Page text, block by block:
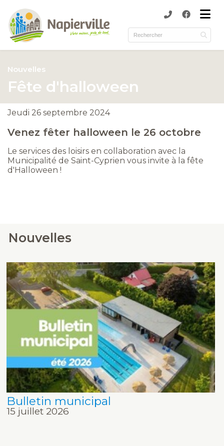
(Municipalité )
(Services )
(Environnement )
Nouvelles
Fête d'halloween
Jeudi 26 septembre 2024
Venez fêter halloween le 26 octobre
Le services des loisirs en collaboration avec la
Municipalité de Saint-Cyprien vous invite à la fête
d'Halloween !
Nouvelles
Bulletin municipal
15 juillet 2026